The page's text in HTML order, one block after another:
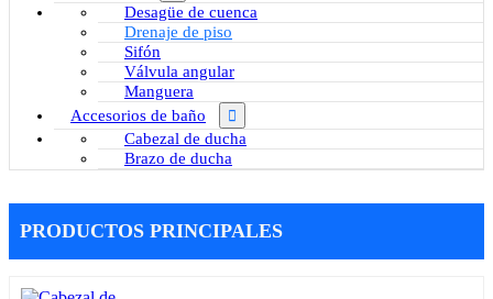
Desagüe de cuenca
Drenaje de piso
Sifón
Válvula angular
Manguera
Accesorios de baño
Cabezal de ducha
Brazo de ducha
PRODUCTOS PRINCIPALES